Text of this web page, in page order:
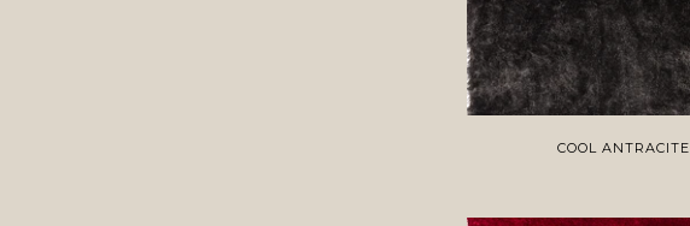
COOL ANTRACITE